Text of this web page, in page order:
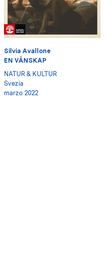
Silvia Avallone
EN VÄNSKAP
NATUR & KULTUR
Svezia
marzo 2022